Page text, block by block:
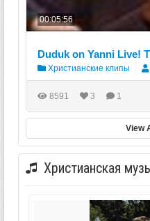
00:05:56
Duduk on Yanni Live!
Христианские клипы
8591 3 1
View
Христианская